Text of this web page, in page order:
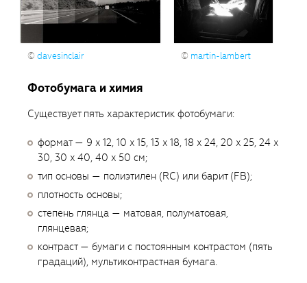
© davesinclair © martin-lambert
Фотобумага и химия
Существует пять характеристик фотобумаги:
формат — 9 x 12, 10 x 15, 13 x 18, 18 x 24, 20 x 25, 24 x
30, 30 x 40, 40 x 50 см;
тип основы — полиэтилен (RC) или барит (FB);
плотность основы;
степень глянца — матовая, полуматовая,
глянцевая;
контраст — бумаги с постоянным контрастом (пять
градаций), мультиконтрастная бумага.